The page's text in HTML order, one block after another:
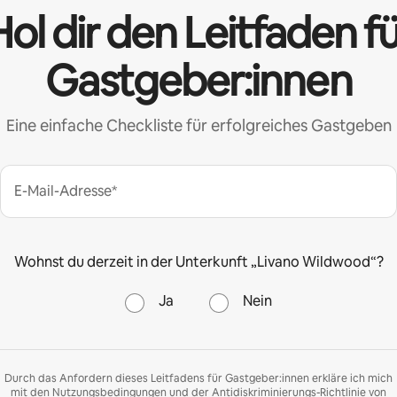
dir den Leitfaden
Gastgeber:innen
Eine einfache Checkliste für erfolgreiches Gastgeben
E-Mail-Adresse*
Wohnst du derzeit in der Unterkunft „Livano Wildwood“?
Ja Nein
Durch das Anfordern dieses Leitfadens für Gastgeber:innen erkläre ich mich
mit den Nutzungsbedingungen und der Antidiskriminierungs-Richtlinievon